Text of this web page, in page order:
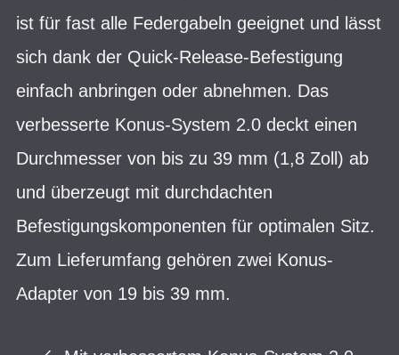
ist für fast alle Federgabeln geeignet und lässt
sich dank der Quick-Release-Befestigung
einfach anbringen oder abnehmen. Das
verbesserte Konus-System 2.0 deckt einen
Durchmesser von bis zu 39 mm (1,8 Zoll) ab
und überzeugt mit durchdachten
Befestigungskomponenten für optimalen Sitz.
Zum Lieferumfang gehören zwei Konus-
Adapter von 19 bis 39 mm.